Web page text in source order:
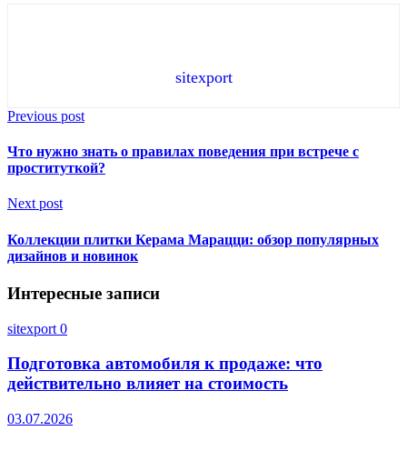
sitexport
Previous post
Что нужно знать о правилах поведения при встрече с
проституткой?
Next post
Коллекции плитки Керама Марацци: обзор популярных
дизайнов и новинок
Интересные записи
sitexport 0
Подготовка автомобиля к продаже: что
действительно влияет на стоимость
03.07.2026